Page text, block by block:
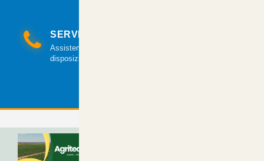
SERVIZIO CLIENTI
Assistenza clienti via mail e telefonica a tua
disposizione.